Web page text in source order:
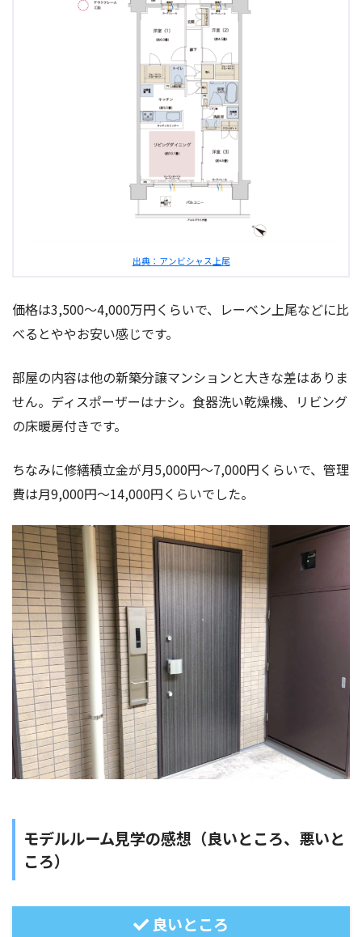
出典：アンビシャス上尾
価格は3,500〜4,000万円くらいで、レーベン上尾などに比
べるとややお安い感じです。
部屋の内容は他の新築分譲マンションと大きな差はありま
せん。ディスポーザーはナシ。食器洗い乾燥機、リビング
の床暖房付きです。
ちなみに修繕積立金が月5,000円〜7,000円くらいで、管理
費は月9,000円～14,000円くらいでした。
モデルルーム見学の感想（良いところ、悪いと
ころ）
良いところ